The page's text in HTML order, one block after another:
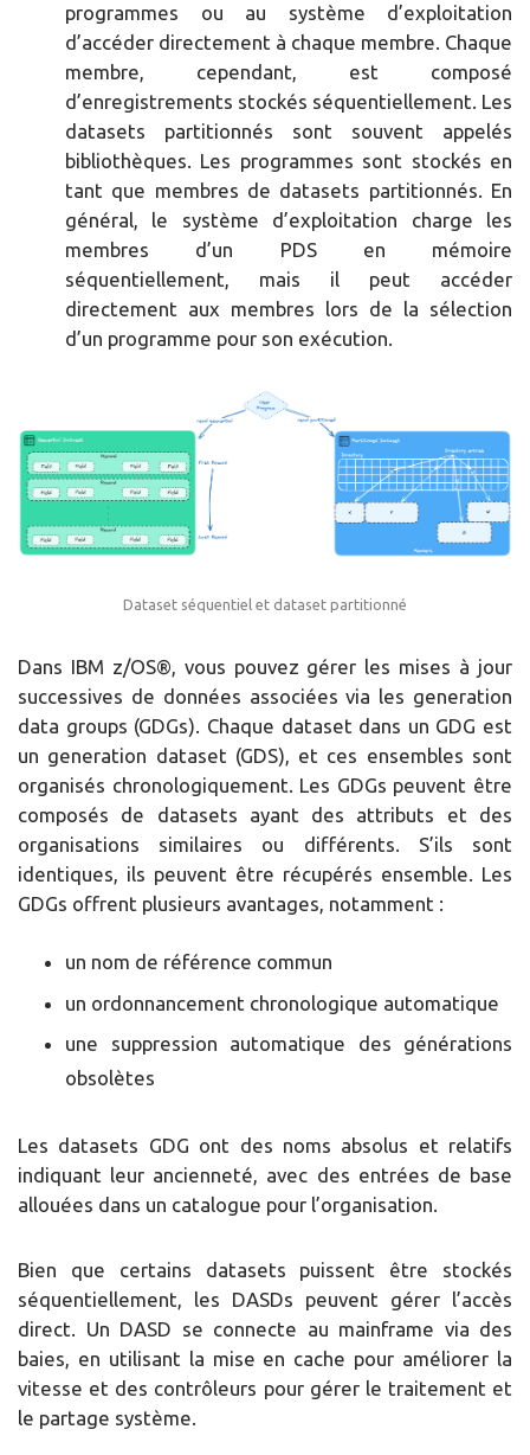
programmes ou au système d’exploitation
d’accéder directement à chaque membre. Chaque
membre, cependant, est composé
d’enregistrements stockés séquentiellement. Les
datasets partitionnés sont souvent appelés
bibliothèques. Les programmes sont stockés en
tant que membres de datasets partitionnés. En
général, le système d’exploitation charge les
membres d’un PDS en mémoire
séquentiellement, mais il peut accéder
directement aux membres lors de la sélection
d’un programme pour son exécution.
Dataset séquentiel et dataset partitionné
Dans IBM z/OS®, vous pouvez gérer les mises à jour
successives de données associées via les generation
data groups (GDGs). Chaque dataset dans un GDG est
un generation dataset (GDS), et ces ensembles sont
organisés chronologiquement. Les GDGs peuvent être
composés de datasets ayant des attributs et des
organisations similaires ou différents. S’ils sont
identiques, ils peuvent être récupérés ensemble. Les
GDGs offrent plusieurs avantages, notamment :
un nom de référence commun
un ordonnancement chronologique automatique
une suppression automatique des générations
obsolètes
Les datasets GDG ont des noms absolus et relatifs
indiquant leur ancienneté, avec des entrées de base
allouées dans un catalogue pour l’organisation.
Bien que certains datasets puissent être stockés
séquentiellement, les DASDs peuvent gérer l’accès
direct. Un DASD se connecte au mainframe via des
baies, en utilisant la mise en cache pour améliorer la
vitesse et des contrôleurs pour gérer le traitement et
le partage système.